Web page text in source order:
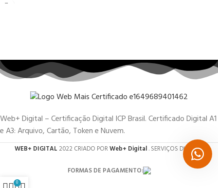
Web+ Digital – Certificação Digital ICP Brasil. Certificado Digital A1
e A3: Arquivo, Cartão, Token e Nuvem.
WEB+ DIGITAL 2022 CRIADO PORWeb+ Digital. SERVIÇOS DIGITAIS.
FORMAS DE PAGAMENTO:
0